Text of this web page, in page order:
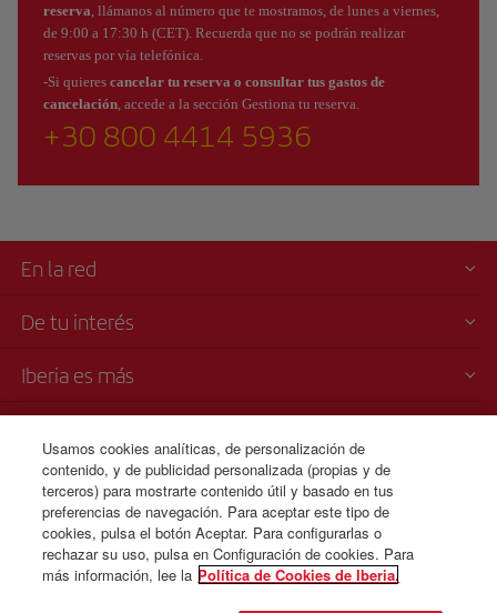
reserva , llámanos al número que te mostramos, de lunes a viernes,
de 9:00 a 17:30 h (CET). Recuerda que no se podrán realizar
reservas por vía telefónica.
-Si quieres cancelar tu reserva o consultar tus gastos de
cancelación , accede a la sección Gestiona tu reserva.
+30 800 4414 5936
En la red
De tu interés
Iberia es más
Venta telefónica
+30 21 1198 0095
Lunes a domingo 00:00 - 24:00 horas (español e inglés).
Usamos cookies analíticas, de personalización de
contenido, y de publicidad personalizada (propias y de
terceros) para mostrarte contenido útil y basado en tus
preferencias de navegación. Para aceptar este tipo de
cookies, pulsa el botón Aceptar. Para configurarlas o
rechazar su uso, pulsa en Configuración de cookies. Para
más información, lee la Política de Cookies de Iberia.